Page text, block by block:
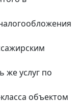
же услуг по
объектом